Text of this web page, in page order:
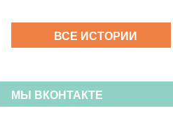
ВСЕ ИСТОРИИ
МЫ ВКОНТАКТЕ